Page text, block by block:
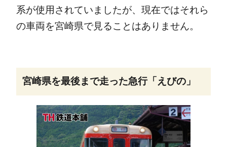
系が使用されていましたが、現在ではそれら
の車両を宮崎県で見ることはありません。
宮崎県を最後まで走った急行「えびの」